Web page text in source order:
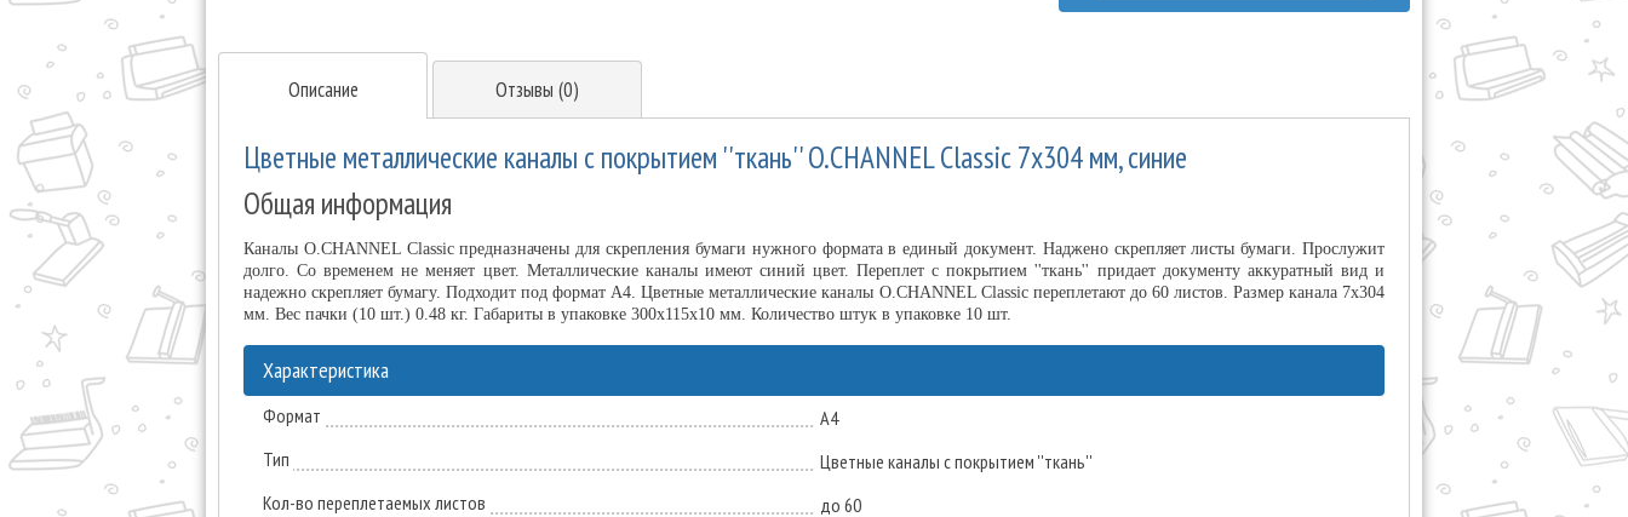
Описание Отзывы (0)
Цветные металлические каналы с покрытием ''ткань'' O.CHANNEL Classic 7х304 мм, синие
Общая информация
Каналы O.CHANNEL Classic предназначены для скрепления бумаги нужного формата в единый документ. Наджено скрепляет листы бумаги. Прослужит
долго. Со временем не меняет цвет. Металлические каналы имеют синий цвет. Переплет с покрытием ''ткань'' придает документу аккуратный вид и
надежно скрепляет бумагу. Подходит под формат А4. Цветные металлические каналы O.CHANNEL Classic переплетают до 60 листов. Размер канала 7х304
мм. Вес пачки (10 шт.) 0.48 кг. Габариты в упаковке 300х115х10 мм. Количество штук в упаковке 10 шт.
Характеристика
Формат
А4
Тип
Цветные каналы с покрытием ''ткань''
Кол-во переплетаемых листов
до 60